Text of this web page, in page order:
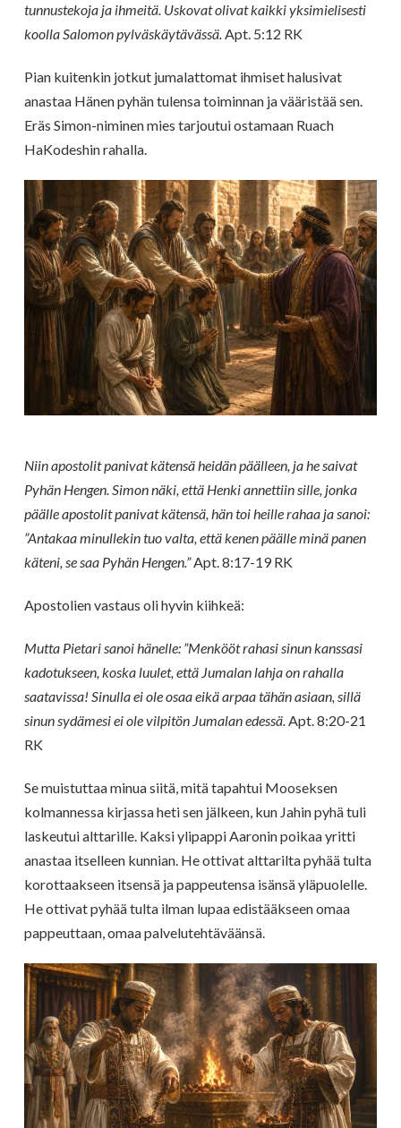
tunnustekoja ja ihmeitä. Uskovat olivat kaikki yksimielisesti
koolla Salomon pylväskäytävässä.Apt. 5:12 RK
Pian kuitenkin jotkut jumalattomat ihmiset halusivat
anastaa Hänen pyhän tulensa toiminnan ja vääristää sen.
Eräs Simon-niminen mies tarjoutui ostamaan Ruach
HaKodeshin rahalla.
Niin apostolit panivat kätensä heidän päälleen, ja he saivat
Pyhän Hengen.Simon näki, että Henki annettiin sille, jonka
päälle apostolit panivat kätensä, hän toi heille rahaa ja sanoi:
”Antakaa minullekin tuo valta, että kenen päälle minä panen
käteni, se saa Pyhän Hengen.”Apt. 8:17-19 RK
Apostolien vastaus oli hyvin kiihkeä:
Mutta Pietari sanoi hänelle: ”Menkööt rahasi sinun kanssasi
kadotukseen, koska luulet, että Jumalan lahja on rahalla
saatavissa! Sinulla ei ole osaa eikä arpaa tähän asiaan, sillä
sinun sydämesi ei ole vilpitön Jumalan edessä.Apt. 8:20-21
RK
Se muistuttaa minua siitä, mitä tapahtui Mooseksen
kolmannessa kirjassa heti sen jälkeen, kun Jahin pyhä tuli
laskeutui alttarille. Kaksi ylipappi Aaronin poikaa yritti
anastaa itselleen kunnian. He ottivat alttarilta pyhää tulta
korottaakseen itsensä ja pappeutensa isänsä yläpuolelle.
He ottivat pyhää tulta ilman lupaa edistääkseen omaa
pappeuttaan, omaa palvelutehtäväänsä.